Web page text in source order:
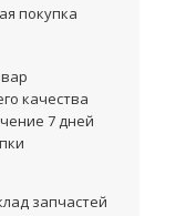
покупка
качества
7 дней
запчастей